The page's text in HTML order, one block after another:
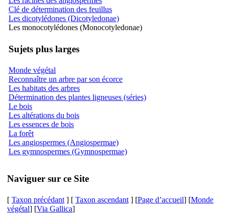
Clé de détermination des feuillus
Les dicotylédones (Dicotyledonae)
Les monocotylédones (Monocotyledonae)
Sujets plus larges
Monde végétal
Reconnaître un arbre par son écorce
Les habitats des arbres
Détermination des plantes ligneuses (séries)
Le bois
Les altérations du bois
Les essences de bois
La forêt
Les angiospermes (Angiospermae)
Les gymnospermes (Gymnospermae)
Naviguer sur ce Site
[ Taxon précédant ] [ Taxon ascendant ] [Page d’accueil] [Monde
végétal] [Via Gallica]